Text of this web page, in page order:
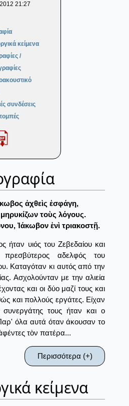
21:27
κείμενα
/
συνδέσεις
ἀχθεὶς ἐσφάγη,
τοὺς λόγους.
Ἰάκωβον ἑνὶ τριακοστῇ.
ήταν υιός του Ζεβεδαίου και
αδελφός του
Καταγόταν κι αυτός από την
Ασχολούνταν με την αλιεία
και οι δύο μαζί τους και
και πολλούς εργάτες. Είχαν
συνεργάτης τους ήταν και ο
όλα αυτά όταν άκουσαν το
τὸν πατέρα...
Περισσότερα (+)
κείμενα